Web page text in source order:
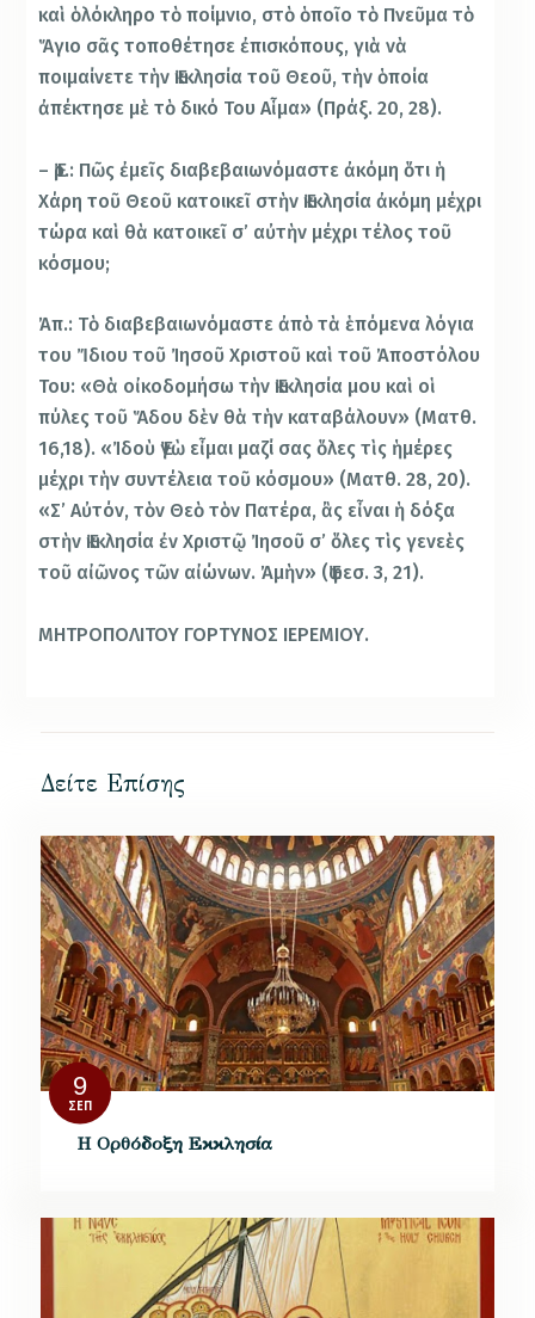
καὶ ὁλόκληρο τὸ ποίμνιο, στὸ ὁποῖο τὸ Πνεῦμα τὸ
Ἅγιο σᾶς τοποθέτησε ἐπισκόπους, γιὰ νὰ
ποιμαίνετε τὴν Ἐκκλησία τοῦ Θεοῦ, τὴν ὁποία
ἀπέκτησε μὲ τὸ δικό Του Αἷμα» (Πράξ. 20, 28).
– Ἐρ.: Πῶς ἐμεῖς διαβεβαιωνόμαστε ἀκόμη ὅτι ἡ
Χάρη τοῦ Θεοῦ κατοικεῖ στὴν Ἐκκλησία ἀκόμη μέχρι
τώρα καὶ θὰ κατοικεῖ σ’ αὐτὴν μέχρι τέλος τοῦ
κόσμου;
Ἀπ.: Τὸ διαβεβαιωνόμαστε ἀπὸ τὰ ἑπόμενα λόγια
του Ἴδιου τοῦ Ἰησοῦ Χριστοῦ καὶ τοῦ Ἀποστόλου
Του: «Θὰ οἰκοδομήσω τὴν Ἐκκλησία μου καὶ οἱ
πύλες τοῦ Ἅδου δὲν θὰ τὴν καταβάλουν» (Ματθ.
16,18). «Ἰδοὺ Ἐγὼ εἶμαι μαζί σας ὅλες τὶς ἡμέρες
μέχρι τὴν συντέλεια τοῦ κόσμου» (Ματθ. 28, 20).
«Σ’ Αὐτόν, τὸν Θεὸ τὸν Πατέρα, ἂς εἶναι ἡ δόξα
στὴν Ἐκκλησία ἐν Χριστῷ Ἰησοῦ σ’ ὅλες τὶς γενεὲς
τοῦ αἰῶνος τῶν αἰώνων. Ἀμὴν» (Ἐφεσ. 3, 21).
ΜΗΤΡΟΠΟΛΙΤΟΥ ΓΟΡΤΥΝΟΣ ΙΕΡΕΜΙΟΥ.
Δείτε Επίσης
9
ΣΕΠ
Η Ορθόδοξη Εκκλησία